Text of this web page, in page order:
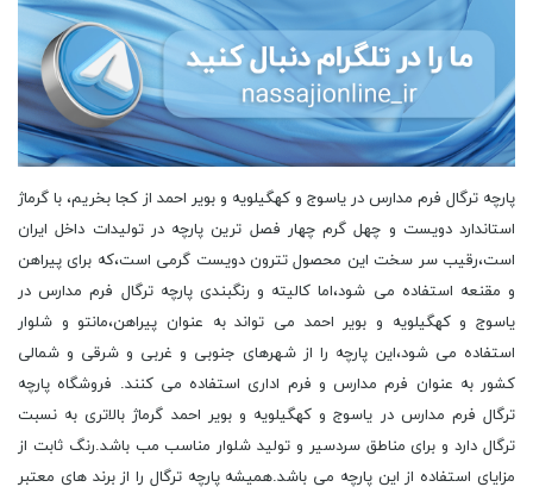
پارچه ترگال فرم مدارس در یاسوج و کهگیلویه و بویر احمد از کجا بخریم، با گرماژ
استاندارد دویست و چهل گرم چهار فصل ترین پارچه در تولیدات داخل ایران
است،رقیب سر سخت این محصول تترون دویست گرمی است،که برای پیراهن
و مقنعه استفاده می شود،اما کالیته و رنگبندی پارچه ترگال فرم مدارس در
یاسوج و کهگیلویه و بویر احمد می تواند به عنوان پیراهن،مانتو و شلوار
استفاده می شود،این پارچه را از شهرهای جنوبی و غربی و شرقی و شمالی
کشور به عنوان فرم مدارس و فرم اداری استفاده می کنند. فروشگاه پارچه
ترگال فرم مدارس در یاسوج و کهگیلویه و بویر احمد گرماژ بالاتری به نسبت
ترگال دارد و برای مناطق سردسیر و تولید شلوار مناسب مب باشد.رنگ ثابت از
مزایای استفاده از این پارچه می باشد.همیشه پارچه ترگال را از برند های معتبر